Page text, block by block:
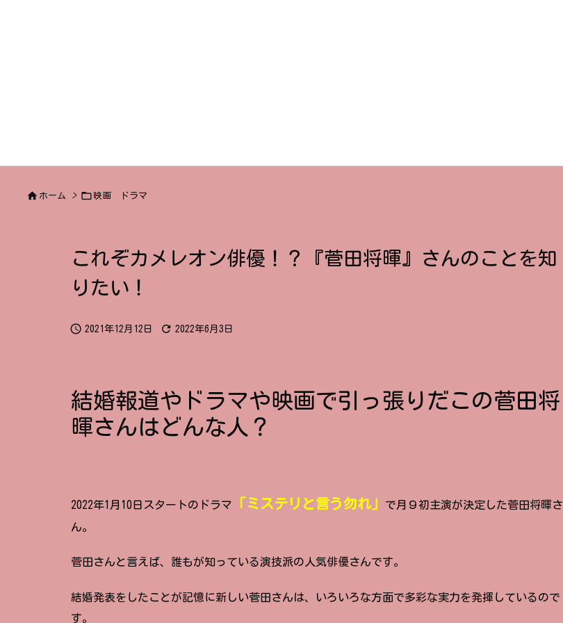
 ホーム >  映画 ドラマ
これぞカメレオン俳優！？『菅田将暉』さんのことを知
りたい！
 2021年12月12日  2022年6月3日
結婚報道やドラマや映画で引っ張りだこの菅田将
暉さんはどんな人？
2022年1月10日スタートのドラマ 「ミステリと言う勿れ」
で月９初主演が決定した菅田将暉さ
ん。
菅田さんと言えば、誰もが知っている演技派の人気俳優さんです。
結婚発表をしたことが記憶に新しい菅田さんは、いろいろな方面で多彩な実力を発揮しているので
す。